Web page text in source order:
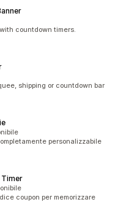
countdown timers.
shipping or countdown bar
personalizzabile
Timer
coupon per memorizzare